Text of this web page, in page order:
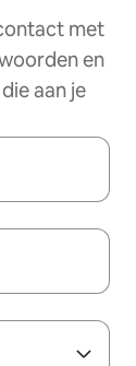
met
en
aan je